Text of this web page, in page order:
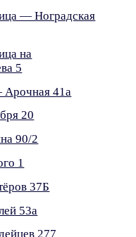
— Ноградская
на
5
Арочная 41а
20
90/2
1
37Б
53а
277